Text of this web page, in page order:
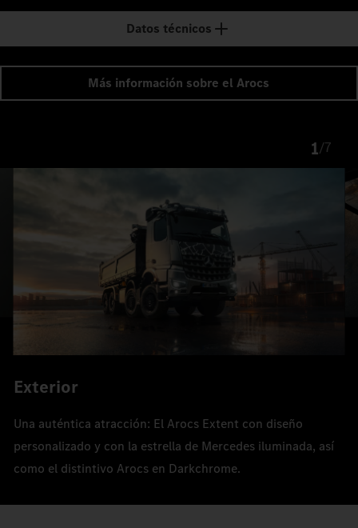
Datos técnicos
Más información sobre el Arocs
1/7
Exterior
Una auténtica atracción: El Arocs Extent con diseño
personalizado y con la estrella de Mercedes iluminada, así
como el distintivo Arocs en Darkchrome.